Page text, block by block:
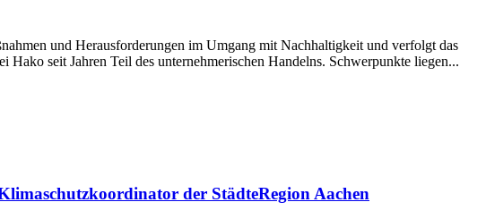
und Herausforderungen im Umgang mit Nachhaltigkeit und verfolgt das
seit Jahren Teil des unternehmerischen Handelns. Schwerpunkte liegen...
der StädteRegion Aachen